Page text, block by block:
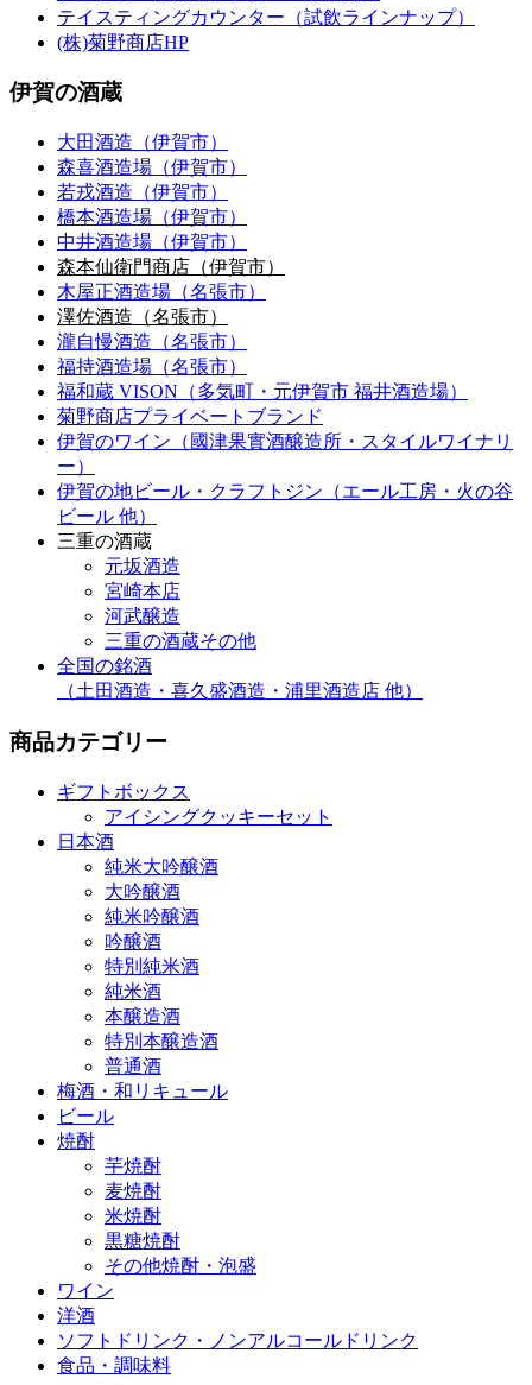
テイスティングカウンター（試飲ラインナップ）
(株)菊野商店HP
伊賀の酒蔵
大田酒造（伊賀市）
森喜酒造場（伊賀市）
若戎酒造（伊賀市）
橋本酒造場（伊賀市）
中井酒造場（伊賀市）
森本仙衛門商店（伊賀市）
木屋正酒造場（名張市）
澤佐酒造（名張市）
瀧自慢酒造（名張市）
福持酒造場（名張市）
福和蔵 VISON （多気町・元伊賀市 福井酒造場）
菊野商店プライベートブランド
伊賀のワイン （國津果實酒醸造所・スタイルワイナリ
ー）
伊賀の地ビール・ クラフトジン （エール工房・火の谷
ビール 他）
三重の酒蔵
元坂酒造
宮崎本店
河武醸造
三重の酒蔵その他
全国の銘酒
（土田酒造・喜久盛酒造・浦里酒造店 他）
商品カテゴリー
ギフトボックス
アイシングクッキーセット
日本酒
純米大吟醸酒
大吟醸酒
純米吟醸酒
吟醸酒
特別純米酒
純米酒
本醸造酒
特別本醸造酒
普通酒
梅酒・和リキュール
ビール
焼酎
芋焼酎
麦焼酎
米焼酎
黒糖焼酎
その他焼酎・泡盛
ワイン
洋酒
ソフトドリンク・ノンアルコールドリンク
食品・調味料